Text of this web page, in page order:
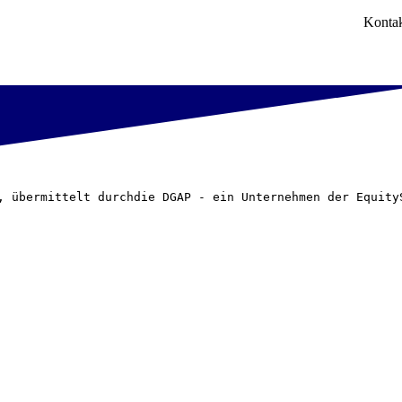
übermittelt durchdie DGAP - ein Unternehmen